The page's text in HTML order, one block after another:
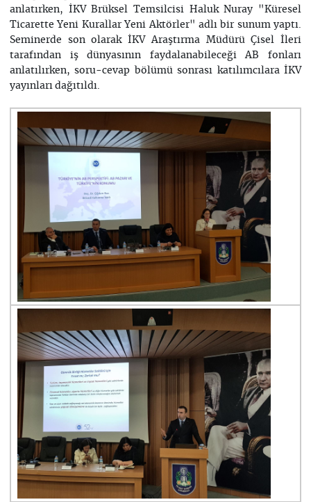
anlatırken, İKV Brüksel Temsilcisi Haluk Nuray "Küresel
Ticarette Yeni Kurallar Yeni Aktörler" adlı bir sunum yaptı.
Seminerde son olarak İKV Araştırma Müdürü Çisel İleri
tarafından iş dünyasının faydalanabileceği AB fonları
anlatılırken, soru-cevap bölümü sonrası katılımcılara İKV
yayınları dağıtıldı.